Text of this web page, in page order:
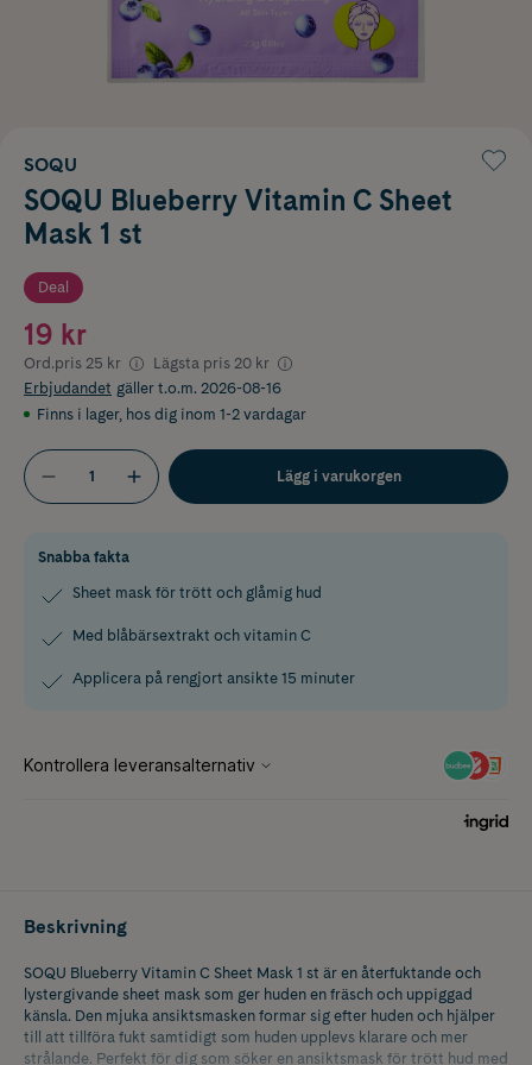
SOQU
SOQU Blueberry Vitamin C Sheet
Mask 1 st
Deal
19 kr
Ord.pris 25 kr Lägsta pris 20 kr
Erbjudandet gäller t.o.m. 2026-08-16
Finns i lager, hos dig inom 1-2 vardagar
Lägg i varukorgen
Snabba fakta
Sheet mask för trött och glåmig hud
Med blåbärsextrakt och vitamin C
Applicera på rengjort ansikte 15 minuter
Beskrivning
SOQU Blueberry Vitamin C Sheet Mask 1 st är en återfuktande och
lystergivande sheet mask som ger huden en fräsch och uppiggad
känsla. Den mjuka ansiktsmasken formar sig efter huden och hjälper
till att tillföra fukt samtidigt som huden upplevs klarare och mer
strålande. Perfekt för dig som söker en ansiktsmask för trött hud med